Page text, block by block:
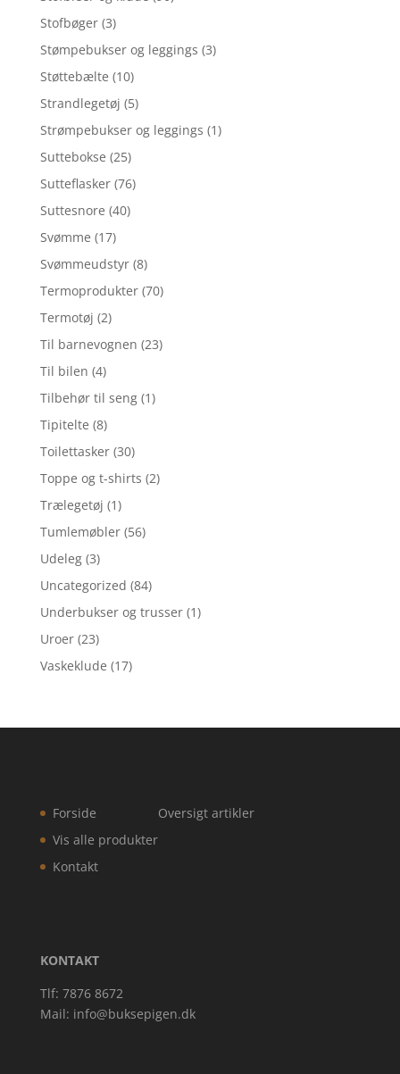
Stofbøger (3)
Stømpebukser og leggings (3)
Støttebælte (10)
Strandlegetøj (5)
Strømpebukser og leggings (1)
Suttebokse (25)
Sutteflasker (76)
Suttesnore (40)
Svømme (17)
Svømmeudstyr (8)
Termoprodukter (70)
Termotøj (2)
Til barnevognen (23)
Til bilen (4)
Tilbehør til seng (1)
Tipitelte (8)
Toilettasker (30)
Toppe og t-shirts (2)
Trælegetøj (1)
Tumlemøbler (56)
Udeleg (3)
Uncategorized (84)
Underbukser og trusser (1)
Uroer (23)
Vaskeklude (17)
Forside
Vis alle produkter
Kontakt
Oversigt artikler
KONTAKT
Tlf: 7876 8672
Mail: info@buksepigen.dk